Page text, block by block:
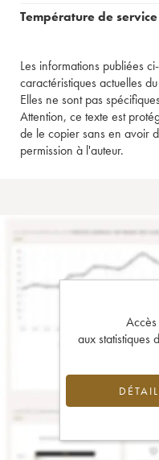
Température de
Les informations publiées
caractéristiques actuelles
Elles ne sont pas
Attention, ce texte est
de le copier sans en avoir
permission à l'auteur.
Accès
aux statistiques